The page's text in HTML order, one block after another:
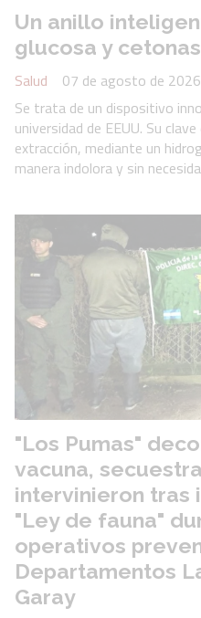
Un anillo
glucosa y
Salud
07 de agosto de 2026
Se trata de un dispositivo
universidad de EEUU. Su
extracción, mediante un
manera indolora y sin
"Los Pumas"
vacuna,
intervinieron tras
"Ley de fauna"
operativos
Departamentos
Garay